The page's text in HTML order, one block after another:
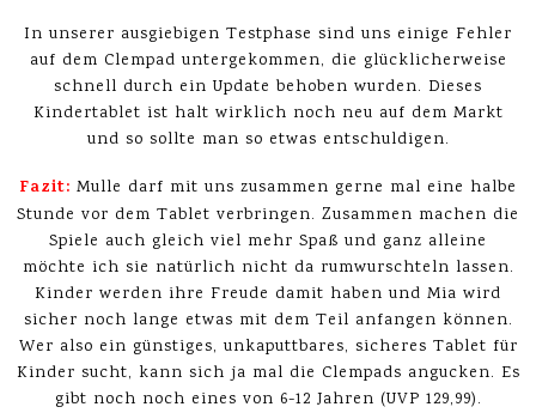
In unserer ausgiebigen Testphase sind uns einige Fehler
auf dem Clempad untergekommen, die glücklicherweise
schnell durch ein Update behoben wurden. Dieses
Kindertablet ist halt wirklich noch neu auf dem Markt
und so sollte man so etwas entschuldigen.
Fazit: Mulle darf mit uns zusammen gerne mal eine halbe
Stunde vor dem Tablet verbringen. Zusammen machen die
Spiele auch gleich viel mehr Spaß und ganz alleine
möchte ich sie natürlich nicht da rumwurschteln lassen.
Kinder werden ihre Freude damit haben und Mia wird
sicher noch lange etwas mit dem Teil anfangen können.
Wer also ein günstiges, unkaputtbares, sicheres Tablet für
Kinder sucht, kann sich ja mal die Clempads angucken. Es
gibt noch noch eines von 6-12 Jahren (UVP 129,99).